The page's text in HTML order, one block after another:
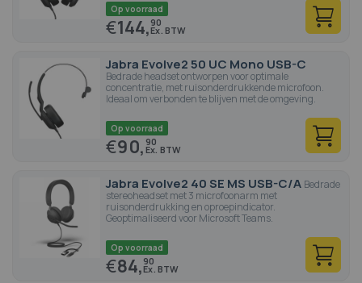
Op voorraad
€144,90
Jabra Evolve2 50 UC Mono USB-C
Bedrade headset ontworpen voor optimale
concentratie, met ruisonderdrukkende microfoon.
Ideaal om verbonden te blijven met de omgeving.
Op voorraad
€90, 90
Jabra Evolve2 40 SE MS USB-C/A Bedrade
stereoheadset met 3 microfoonarm met
ruisonderdrukking en oproepindicator.
Geoptimaliseerd voor Microsoft Teams.
Op voorraad
€84,90